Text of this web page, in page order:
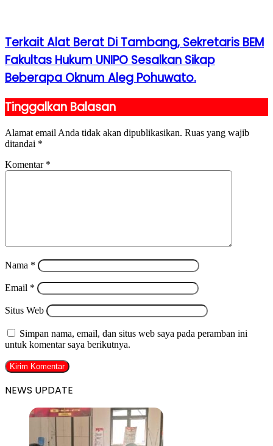
Terkait Alat Berat Di Tambang, Sekretaris BEM
Fakultas Hukum UNIPO Sesalkan Sikap
Beberapa Oknum Aleg Pohuwato.
Tinggalkan Balasan
Alamat email Anda tidak akan dipublikasikan. Ruas yang wajib
ditandai *
Komentar *
Nama *
Email *
Situs Web
Simpan nama, email, dan situs web saya pada peramban ini
untuk komentar saya berikutnya.
NEWS UPDATE